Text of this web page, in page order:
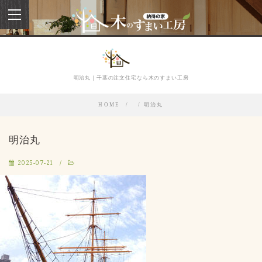
toggle
navigation
明治丸｜千葉の注文住宅なら木のすまい工房
HOME 明治丸
明治丸
2025-07-21